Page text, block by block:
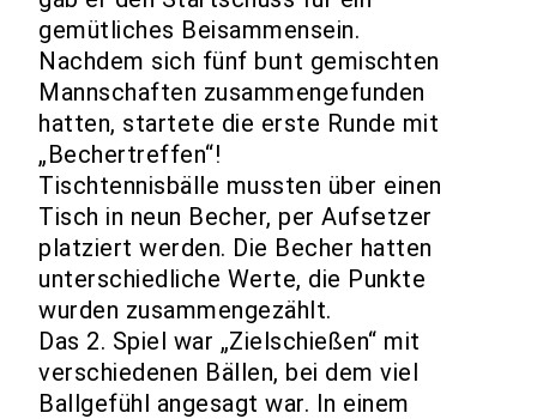
gemütliches Beisammensein.
Nachdem sich fünf bunt gemischten
Mannschaften zusammengefunden
hatten, startete die erste Runde mit
„Bechertreffen“!
Tischtennisbälle mussten über einen
Tisch in neun Becher, per Aufsetzer
platziert werden. Die Becher hatten
unterschiedliche Werte, die Punkte
wurden zusammengezählt.
Das 2. Spiel war „Zielschießen“ mit
verschiedenen Bällen, bei dem viel
Ballgefühl angesagt war. In einem